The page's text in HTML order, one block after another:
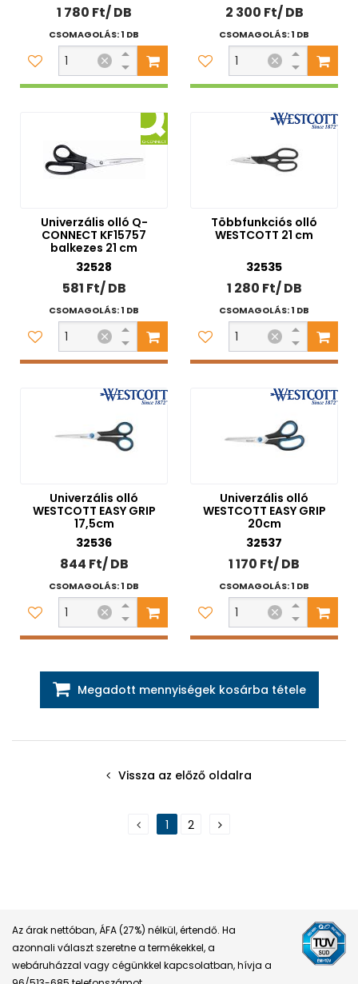
1 780 Ft/ DB
CSOMAGOLÁS: 1 DB
2 300 Ft/ DB
CSOMAGOLÁS: 1 DB
Univerzális olló Q-
CONNECT KF15757
balkezes 21 cm
32528
581 Ft/ DB
CSOMAGOLÁS: 1 DB
Többfunkciós olló
WESTCOTT 21 cm
32535
1 280 Ft/ DB
CSOMAGOLÁS: 1 DB
Univerzális olló
WESTCOTT EASY GRIP
17,5cm
32536
844 Ft/ DB
CSOMAGOLÁS: 1 DB
Univerzális olló
WESTCOTT EASY GRIP
20cm
32537
1 170 Ft/ DB
CSOMAGOLÁS: 1 DB
Megadott mennyiségek kosárba tétele
Vissza az előző oldalra
1 2
Az árak nettóban, ÁFA (27%) nélkül, értendő. Ha
azonnali választ szeretne a termékekkel, a
webáruházzal vagy cégünkkel kapcsolatban, hívja a